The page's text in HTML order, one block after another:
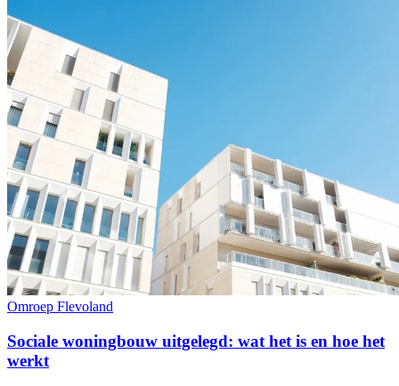
Omroep Flevoland
Sociale woningbouw uitgelegd: wat het is en hoe het
werkt